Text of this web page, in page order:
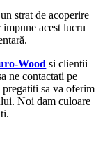
strat de acoperire
acest lucru
Wood si clientii
ne contactati pe
sa va oferim
Noi dam culoare